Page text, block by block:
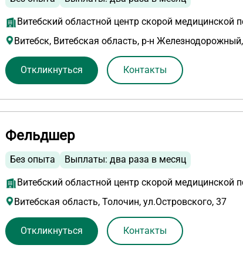
Витебский областной центр скорой медицинской
Витебск, Витебская область, р-н
Откликнуться Контакты
Фельдшер
Без опыта Выплаты: два раза в месяц
Витебский областной центр скорой медицинской
Витебская область, Толочин, ул.Островского, 37
Откликнуться Контакты